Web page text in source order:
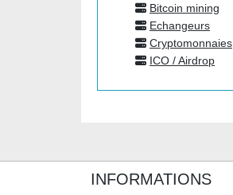
Bitcoin mining
Echangeurs
Cryptomonnaies
ICO / Airdrop
INFORMATIONS